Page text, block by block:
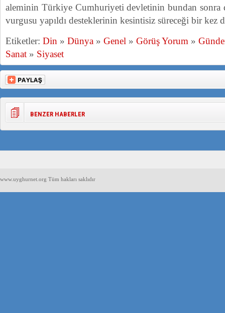
aleminin Türkiye Cumhuriyeti devletinin bundan sonra
vurgusu yapıldı desteklerinin kesintisiz süreceği bir kez
Etiketler: Din » Dünya » Genel » Görüş Yorum »
Sanat » Siyaset
BENZER HABERLER
www.uyghurnet.org Tüm hakları saklıdır